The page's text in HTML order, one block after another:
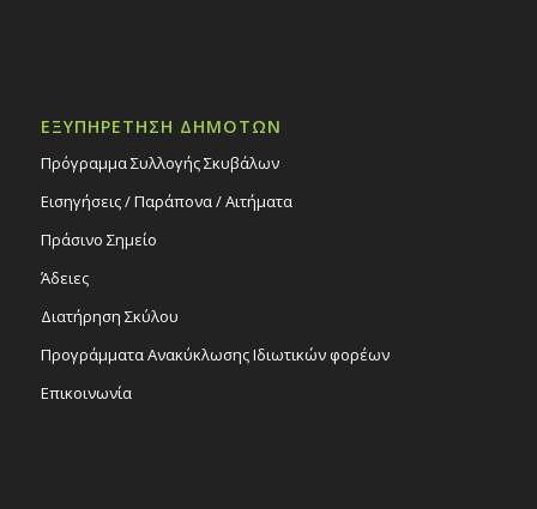
ΕΞΥΠΗΡΕΤΗΣΗ ΔΗΜΟΤΩΝ
Πρόγραμμα Συλλογής Σκυβάλων
Εισηγήσεις / Παράπονα / Αιτήματα
Πράσινο Σημείο
Άδειες
Διατήρηση Σκύλου
Προγράμματα Ανακύκλωσης Ιδιωτικών φορέων
Επικοινωνία